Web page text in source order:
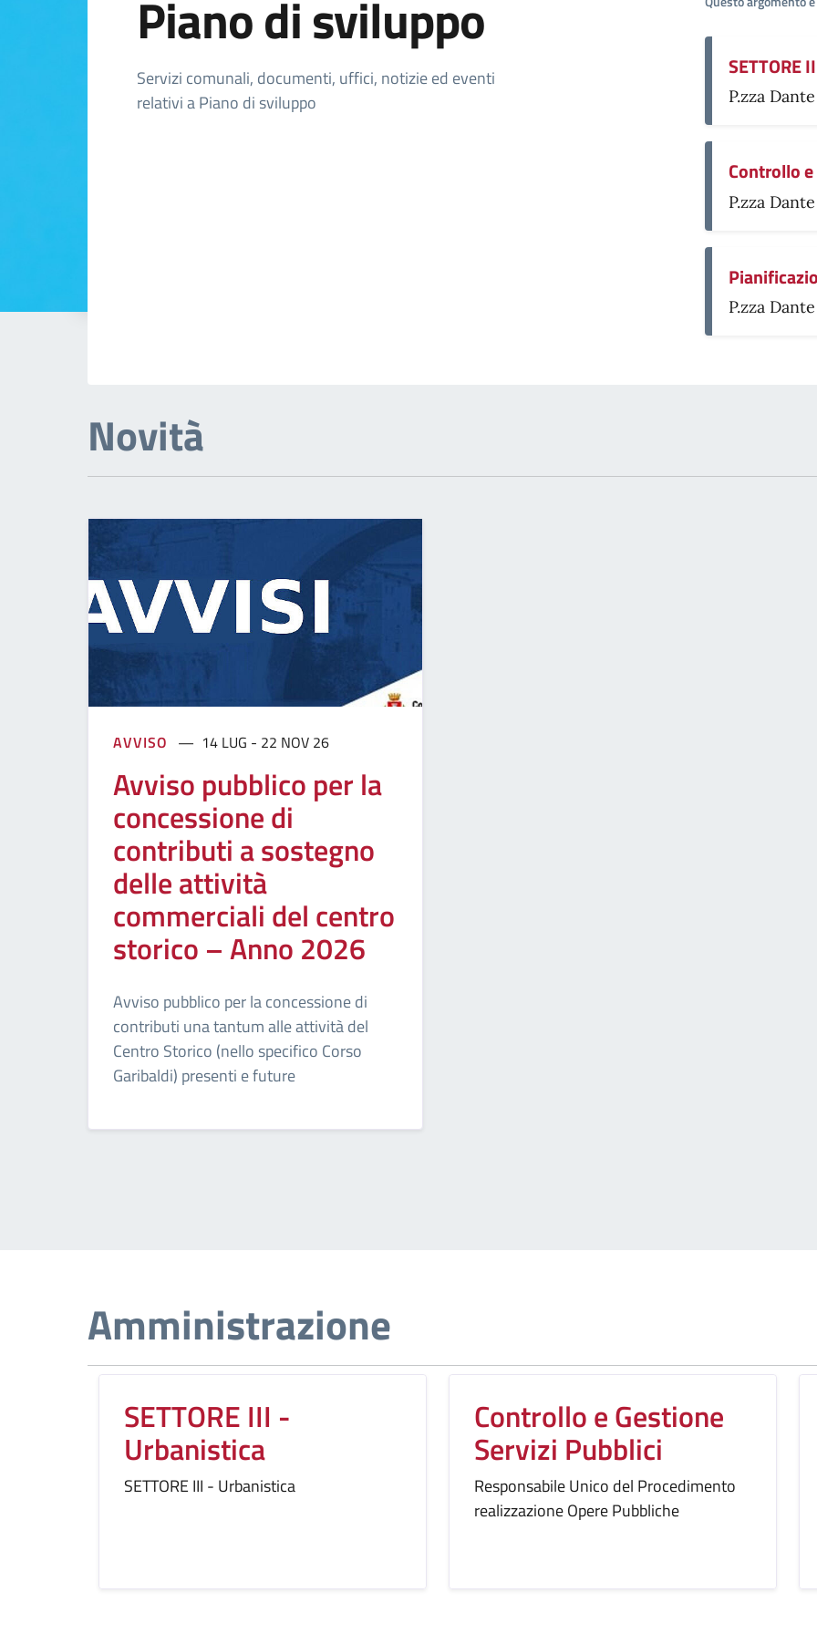
Piano di sviluppo
Dettagli della notizia
Servizi comunali, documenti, uffici, notizie ed eventi
relativi a Piano di sviluppo
SETTORE
P.zza
Controllo
P.zza
P.zza
Novità
AVVISO 14 LUG - 22 NOV 26
Avviso pubblico per la
concessione di
contributi a sostegno
delle attività
commerciali del centro
storico – Anno 2026
Avviso pubblico per la concessione di
contributi una tantum alle attività del
Centro Storico (nello specifico Corso
Garibaldi) presenti e future
Amministrazione
SETTORE III -
Urbanistica
SETTORE III - Urbanistica
Controllo e Gestione
Servizi Pubblici
Responsabile Unico del Procedimento
realizzazione Opere Pubbliche